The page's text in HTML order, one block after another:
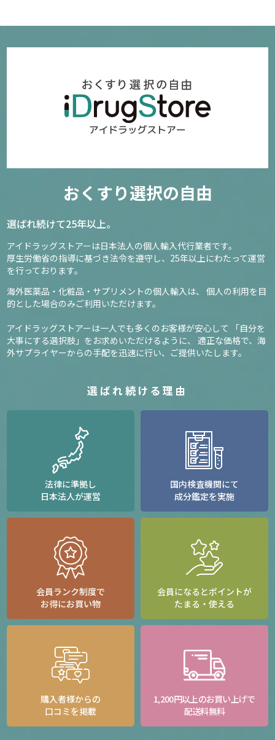
おくすり選択の自由
選ばれ続けて25年以上。
アイドラッグストアーは日本法人の個人輸入代行業者です。
厚生労働省の指導に基づき法令を遵守し、 25年以上にわたって運営
を行っております。
海外医薬品・化粧品・サプリメントの個人輸入は、
個人の利用を目
的とした場合のみご利用いただけます。
アイドラッグストアーは一人でも多くのお客様が安心して
「自分を
大事にする選択肢」をお求めいただけるように、
適正な価格で、海
外サプライヤーからの手配を迅速に行い、ご提供いたします。
選ばれ続ける理由
法律に準拠し
日本法人が運営
国内検査機関にて
成分鑑定を実施
会員ランク制度で
お得にお買い物
会員になるとポイントが
たまる・使える
購入者様からの
口コミを掲載
1,200円以上のお買い上げで
配送料無料